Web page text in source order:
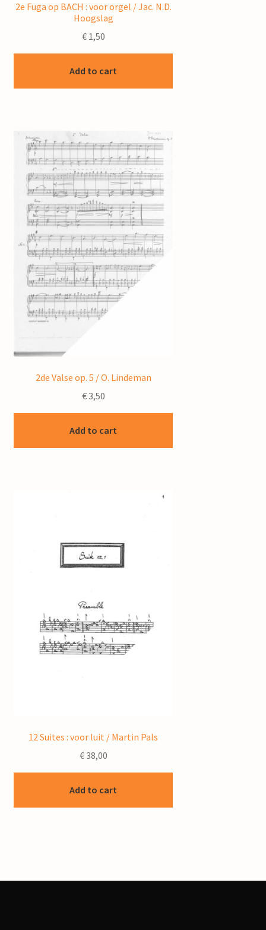
2e Fuga op BACH : voor orgel / Jac. N.D.
Hoogslag
€1,50
Add to cart
2de Valse op. 5 / O. Lindeman
€3,50
Add to cart
12 Suites : voor luit / Martin Pals
€38,00
Add to cart